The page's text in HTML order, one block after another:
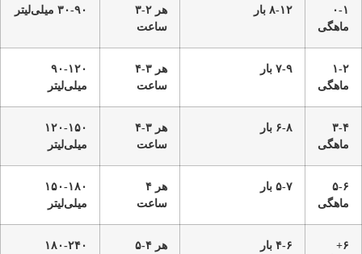
۰-۱
ماهگی
۸-۱۲ بار
هر ۲-۳
ساعت
۳۰-۹۰ میلی‌لیتر
۱-۲
ماهگی
۷-۹ بار
هر ۳-۴
ساعت
۹۰-۱۲۰
میلی‌لیتر
۳-۴
ماهگی
۶-۸ بار
هر ۳-۴
ساعت
۱۲۰-۱۵۰
میلی‌لیتر
۵-۶
ماهگی
۵-۷ بار
هر ۴
ساعت
۱۵۰-۱۸۰
میلی‌لیتر
۶+
۴-۶ بار
هر ۴-۵
۱۸۰-۲۴۰